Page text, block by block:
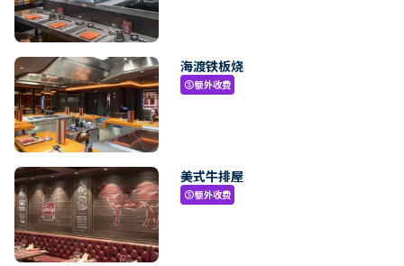
海渡铁板烧
paid额外收费
美式牛排屋
paid额外收费